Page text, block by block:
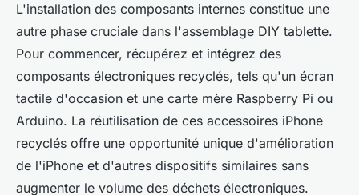
L'installation des composants internes constitue une
autre phase cruciale dans l'assemblage DIY tablette.
Pour commencer, récupérez et intégrez des
composants électroniques recyclés, tels qu'un écran
tactile d'occasion et une carte mère Raspberry Pi ou
Arduino. La réutilisation de ces accessoires iPhone
recyclés offre une opportunité unique d'amélioration
de l'iPhone et d'autres dispositifs similaires sans
augmenter le volume des déchets électroniques.